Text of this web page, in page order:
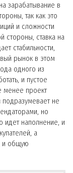
зарабатывание в
так как это
и сложности
стороны, ставка на
стабильности,
рынок в этом
одного из
и пустое
менее проект
не
но
идет наполнение, и
а
и общую